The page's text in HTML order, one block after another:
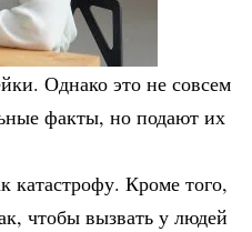
Однако это не совсем
факты, но подают их
катастрофу. Кроме того,
чтобы вызвать у людей